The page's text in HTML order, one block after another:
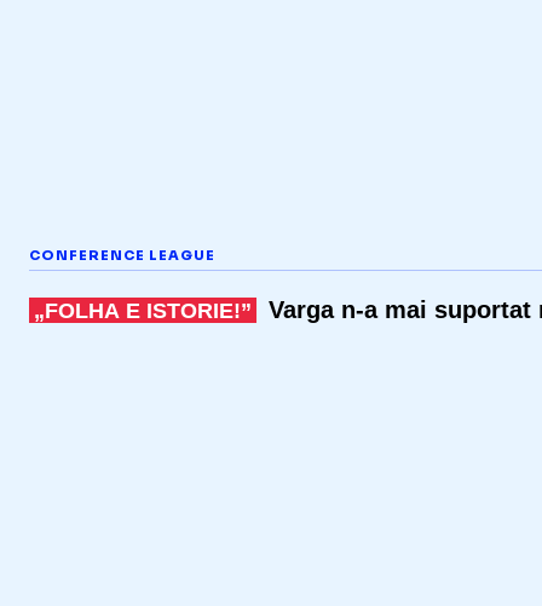
CONFERENCE LEAGUE
„FOLHA E ISTORIE!” Varga n-amai suportat